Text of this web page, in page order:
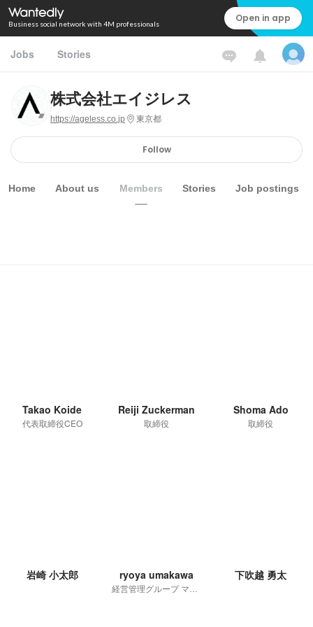
Business social network with 4M professionals Open in app
Jobs Stories
株式会社エイジレス
https://ageless.co.jp 東京都
Follow
Home About us Members Stories Job postings
Takao Koide
代表取締役CEO
Reiji Zuckerman
取締役
Shoma Ado
取締役
岩崎 小太郎 ryoya umakawa 下吹越 勇太